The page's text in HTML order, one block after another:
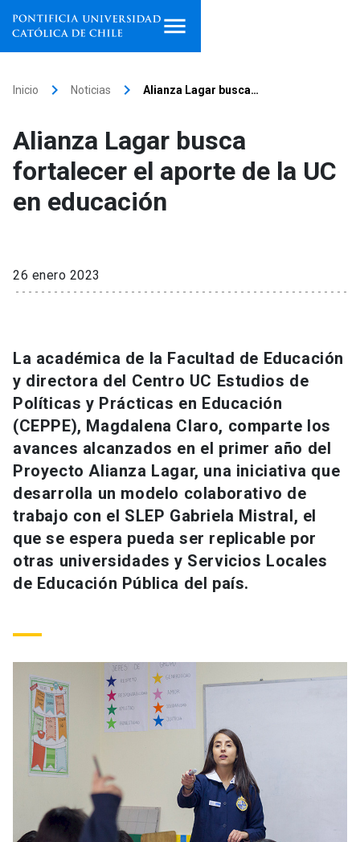
Facultades, escuelas e
institutos
Investigación
Extensión
Universidad
Información para keyboard_arrow_down
Futuros estudiantes
Estudiantes
Personal
Vecinos
Go to english site launch
ACCESOS DIRECTOS
Admisión launch
Mi Cuenta UC launch
Mi Portal UC
Biblioteca launch
Donaciones
Inicio keyboard_arrow_right Noticias keyboard_arrow_right Alianza Lagar busca…
Alianza Lagar busca
fortalecer el aporte de la UC
en educación
26 enero 2023
La académica de la Facultad de Educación
y directora del Centro UC Estudios de
Políticas y Prácticas en Educación
(CEPPE), Magdalena Claro, comparte los
avances alcanzados en el primer año del
Proyecto Alianza Lagar, una iniciativa que
desarrolla un modelo colaborativo de
trabajo con el SLEP Gabriela Mistral, el
que se espera pueda ser replicable por
otras universidades y Servicios Locales
de Educación Pública del país.